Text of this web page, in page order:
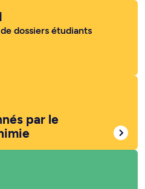
dossiers étudiants
par le